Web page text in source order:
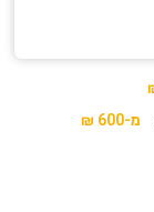
מ-600 ₪